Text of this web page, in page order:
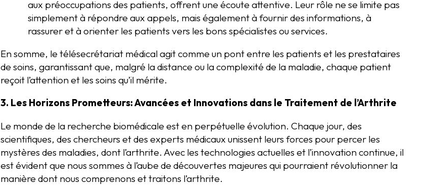
aux préoccupations des patients, offrent une écoute attentive. Leur rôle ne se limite pas
simplement à répondre aux appels, mais également à fournir des informations, à
rassurer et à orienter les patients vers les bons spécialistes ou services.
En somme, le télésecrétariat médical agit comme un pont entre les patients et les prestataires
de soins, garantissant que, malgré la distance ou la complexité de la maladie, chaque patient
reçoit l’attention et les soins qu’il mérite.
3. Les Horizons Prometteurs: Avancées et Innovations dans le Traitement de l’Arthrite
Le monde de la recherche biomédicale est en perpétuelle évolution. Chaque jour, des
scientifiques, des chercheurs et des experts médicaux unissent leurs forces pour percer les
mystères des maladies, dont l’arthrite. Avec les technologies actuelles et l’innovation continue, il
est évident que nous sommes à l’aube de découvertes majeures qui pourraient révolutionner la
manière dont nous comprenons et traitons l’arthrite.